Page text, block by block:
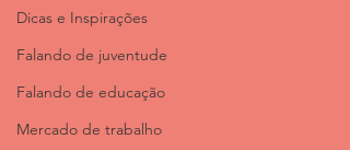
Dicas e Inspirações
Falando de juventude
Falando de educação
Mercado de trabalho